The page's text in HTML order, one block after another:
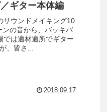
ギター本体編
サウンドメイキング10
の音から、バッキバ
では適材適所でギター
、皆さ...
2018.09.17